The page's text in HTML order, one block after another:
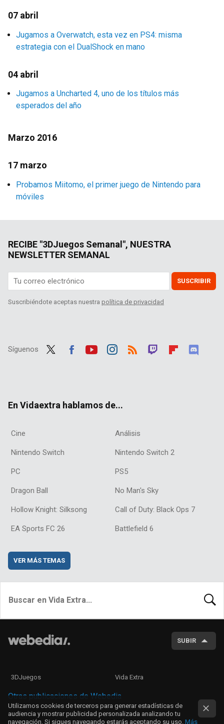
07 abril
Jugamos a Overwatch, esta vez en PS4: misma
estrategia con el DualShock en mano
04 abril
Jugamos a Uncharted 4, uno de los títulos más
esperados del año
Marzo 2016
17 marzo
Probamos Miitomo, el primer juego de Nintendo para
móviles
RECIBE "3DJuegos Semanal", NUESTRA
NEWSLETTER SEMANAL
SUSCRIBIR
Suscribiéndote aceptas nuestra política de privacidad
Síguenos
En Vidaextra hablamos de...
Cine Análisis
Nintendo Switch Nintendo Switch 2
PC PS5
Dragon Ball No Man's Sky
Hollow Knight: Silksong Call of Duty: Black Ops 7
EA Sports FC 26 Battlefield 6
VER MÁS TEMAS
SUBIR
3DJuegos Vida Extra
Otras publicaciones de Webedia
Utilizamos cookies de terceros para generar estadísticas de
audiencia y mostrar publicidad personalizada analizando tu
navegación. Si sigues navegando estarás aceptando su uso. Más